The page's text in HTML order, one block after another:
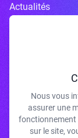
Actualités
J'accepte de
votre
Nous vous
assurer une
fonctionnement
sur le site,